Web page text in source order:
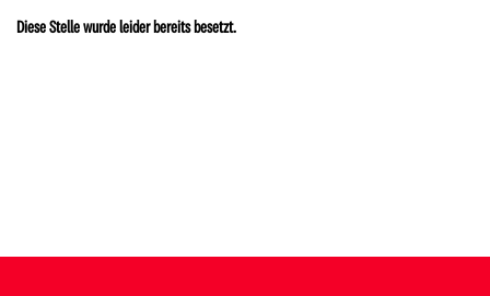
Diese Stelle wurde leider bereits besetzt.